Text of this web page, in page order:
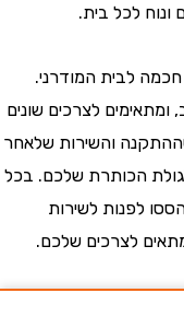
לכל בית.
המודרני.
לצרכים שונים
והשירות שלאחר
הכותרת שלכם. בכל
לשירות
לצרכים שלכם.